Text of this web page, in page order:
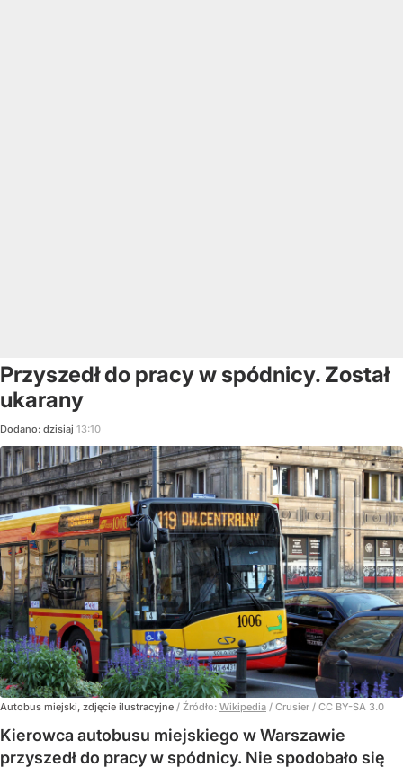
Przyszedł do pracy w spódnicy. Został
ukarany
Dodano: dzisiaj 13:10
Autobus miejski, zdjęcie ilustracyjne / Źródło: Wikipedia / Crusier / CC BY-SA 3.0
Kierowca autobusu miejskiego w Warszawie
przyszedł do pracy w spódnicy. Nie spodobało się